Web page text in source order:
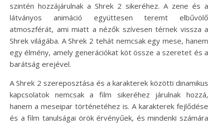
szintén hozzájárulnak a Shrek 2 sikeréhez. A zene és a
látványos animáció együttesen teremt elbűvölő
atmoszférát, ami miatt a nézők szívesen térnek vissza a
Shrek világába. A Shrek 2 tehát nemcsak egy mese, hanem
egy élmény, amely generációkat köt össze a szeretet és a
barátság erejével.
A Shrek 2 szereposztása és a karakterek közötti dinamikus
kapcsolatok nemcsak a film sikeréhez járulnak hozzá,
hanem a meseipar történetéhez is. A karakterek fejlődése
és a film tanulságai örök érvényűek, és mindenki számára